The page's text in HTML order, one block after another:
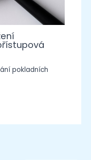
pokladních